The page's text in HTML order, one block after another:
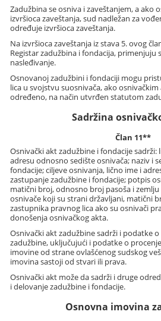
Zadužbina se osniva i zaveštanjem, a ako
izvršioca zaveštanja, sud nadležan za
određuje izvršioca zaveštanja.
Na izvršioca zaveštanja iz stava 5. ovog
Registar zadužbina i fondacija, primenjuju
nasleđivanje.
Osnovanoj zadužbini i fondaciji mogu
lica u svojstvu suosnivača, ako
određeno, na način utvrđen statutom
Sadržina
Član 11**
Osnivački akt zadužbine i fondacije
adresu odnosno sedište osnivača; naziv i
fondacije; ciljeve osnivanja, lično ime i
zastupanje zadužbine i fondacije; potpis
matični broj, odnosno broj pasoša i zemlju
osnivače koji su strani državljani, matični
zastupnika pravnog lica ako su osnivači
donošenja osnivačkog akta.
Osnivački akt zadužbine sadrži i podatke
zadužbine, uključujući i podatke o
imovine od strane ovlašćenog sudskog
imovina sastoji od stvari ili prava.
Osnivački akt može da sadrži i druge
i delovanje zadužbine i fondacije.
Osnovna imovina